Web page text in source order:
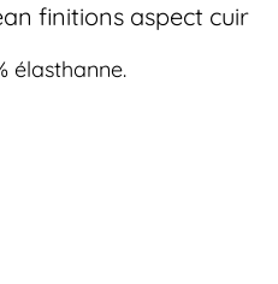
finitions aspect cuir
élasthanne.